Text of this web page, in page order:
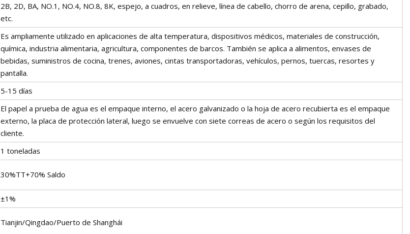
2B, 2D, BA, NO.1, NO.4, NO.8, 8K, espejo, a cuadros, en relieve, línea de cabello, chorro de arena, cepillo, grabado,
etc.
Es ampliamente utilizado en aplicaciones de alta temperatura, dispositivos médicos, materiales de construcción,
química, industria alimentaria, agricultura, componentes de barcos. También se aplica a alimentos, envases de
bebidas, suministros de cocina, trenes, aviones, cintas transportadoras, vehículos, pernos, tuercas, resortes y
pantalla.
5-15 días
El papel a prueba de agua es el empaque interno, el acero galvanizado o la hoja de acero recubierta es el empaque
externo, la placa de protección lateral, luego se envuelve con siete correas de acero o según los requisitos del
cliente.
1 toneladas
30%TT+70% Saldo
±1%
Tianjin/Qingdao/Puerto de Shanghái